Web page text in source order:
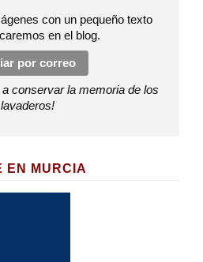
con un pequeño texto
en el blog.
por correo
conservar la memoria de los
lavaderos!
EN MURCIA